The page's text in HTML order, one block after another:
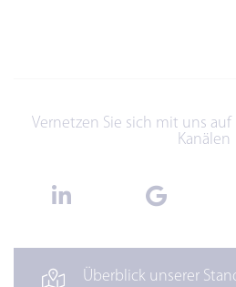
Vernetzen Sie sich mit uns
Kanälen
Überblick unserer